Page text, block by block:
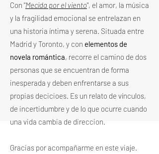
Con "Mecida por el viento", el amor, la música
y la fragilidad emocional se entrelazan en
una historia íntima y serena. Situada entre
Madrid y Toronto, y con elementos de
novela romántica, recorre el camino de dos
personas que se encuentran de forma
inesperada y deben enfrentarse a sus
propias decicioes. Es un relato de vínculos,
de incertidumbre y de lo que ocurre cuando
una vida cambia de direccion.
Gracias por acompañarme en este viaje.